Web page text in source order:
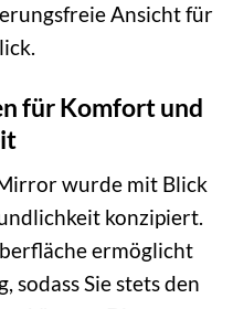
Ansicht für
für Komfort und
wurde mit Blick
konzipiert.
ermöglicht
sodass Sie stets den